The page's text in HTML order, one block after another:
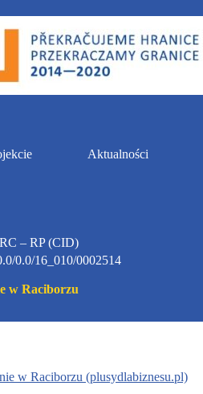
Aktualności
– RP (CID)
0.0/16_010/0002514
w Raciborzu
w Raciborzu (plusydlabiznesu.pl)